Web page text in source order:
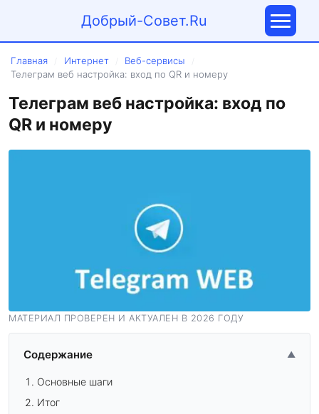
Добрый-Совет.Ru
Главная Интернет Веб-сервисы
Телеграм веб настройка: вход по QR и номеру
Телеграм веб настройка: вход по
QR и номеру
МАТЕРИАЛ ПРОВЕРЕН И АКТУАЛЕН В 2026 ГОДУ
Содержание ▲
Основные шаги
Итог